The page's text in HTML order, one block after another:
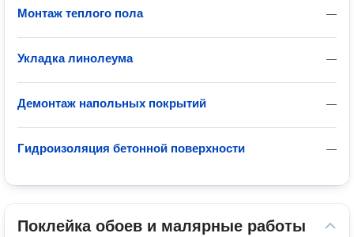
—
Монтаж теплого пола
—
Укладка линолеума
—
Демонтаж напольных покрытий
—
Гидроизоляция бетонной поверхности
Поклейка обоев и малярные работы